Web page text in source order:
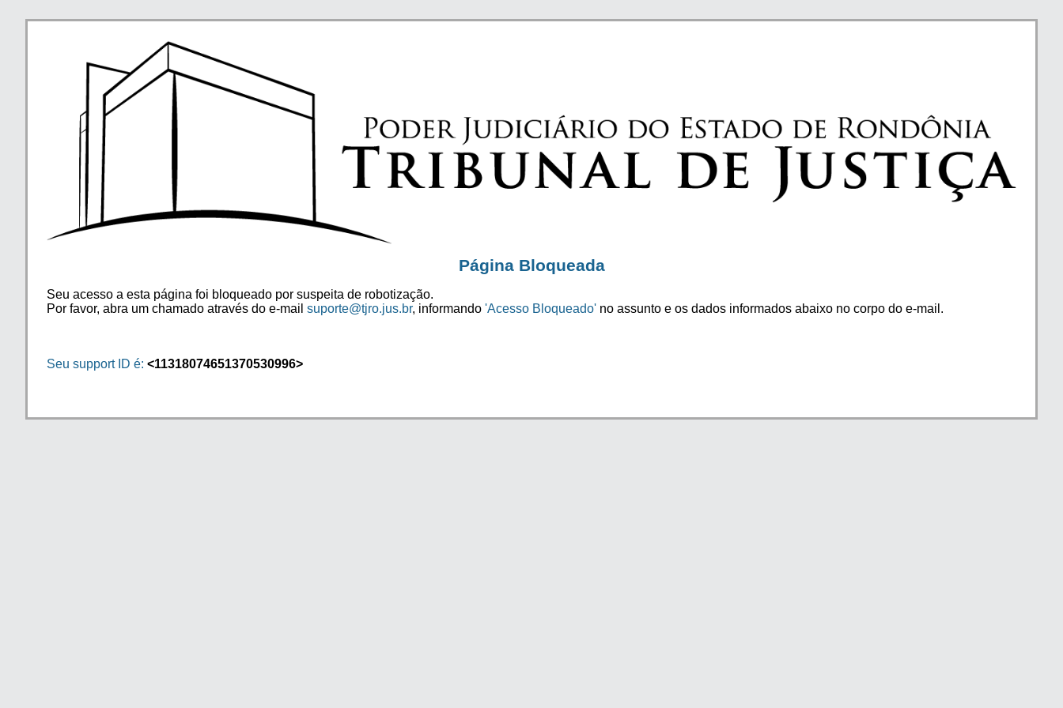
Página Bloqueada
Seu acesso a esta página foi bloqueado por suspeita de robotização.
Por favor, abra um chamado através do e-mail suporte@tjro.jus.br, informando 'Acesso Bloqueado' no assunto e os dados informados abaixo no corpo do e-mail.
Seu support ID é: <11318074651370530996>